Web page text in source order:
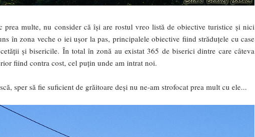
prea multe, nu consider că își are rostul vreo listă de obiective turistice și nici
în zona veche o iei ușor la pas, principalele obiective fiind străduțele cu case
și bisericile. În total în zonă au existat 365 de biserici dintre care câteva
fiind contra cost, cel puțin unde am intrat noi.
sper să fie suficient de grăitoare deși nu ne-am strofocat prea mult cu ele...